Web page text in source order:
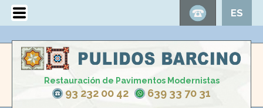
ES
Restauración de Pavimentos Modernistas
93 232 00 42 639 33 70 31